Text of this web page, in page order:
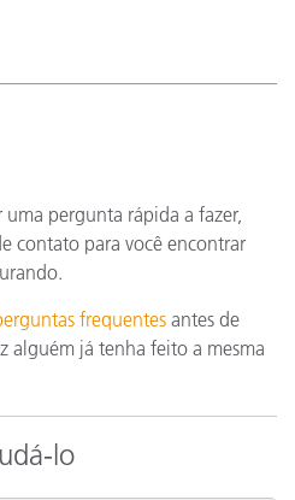
pergunta rápida a fazer,
contato para você encontrar
frequentes antes de
alguém já tenha feito a mesma
lo